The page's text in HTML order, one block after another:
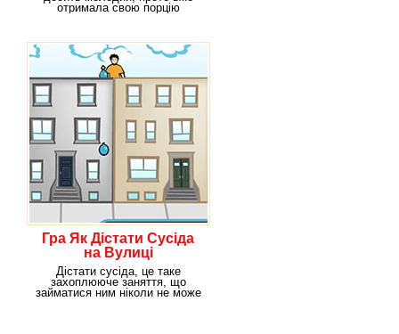
отримала свою порцію
Гра Як Дістати Сусіда
на Вулиці
Дістати сусіда, це таке
захоплююче заняття, що
займатися ним ніколи не може